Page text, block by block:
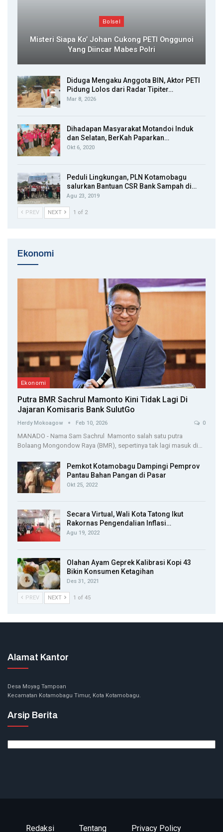
Bolsel
Misteri Siapa Ko’ Johan Cukong PETI Onggunoi
Yang Diincar Mabes Polri
Diduga Mengaku Anggota BIN, Aktor PETI
Pidung Lolos dari Radar Tipiter…
Mar 8, 2026
Dihadapan Masyarakat Motandoi Induk
dan Selatan, BerKah Paparkan…
Okt 6, 2020
Peduli Lingkungan, PLN Kotamobagu
salurkan Bantuan CSR Bank Sampah di…
Agu 23, 2019
PREV NEXT 1 of 2
Ekonomi
Ekonomi
Putra BMR Sachrul Mamonto Kini Tidak Lagi Di
Jajaran Komisaris Bank SulutGo
Herdy Mokoagow Feb 10, 2026 0
MANADO - Nama Sam Sachrul Mamonto salah satu putra
Bolaang Mongondow Raya (BMR), sepertinya tak lagi masuk di…
Pemkot Kotamobagu Dampingi Pemprov
Pantau Bahan Pangan di Pasar
Okt 25, 2022
Secara Virtual, Wali Kota Tatong Ikut
Rakornas Pengendalian Inflasi…
Agu 19, 2022
Olahan Ayam Geprek Kalibrasi Kopi 43
Bikin Konsumen Ketagihan
Des 31, 2021
PREV NEXT 1 of 45
Alamat Kantor
Desa Moyag Tampoan
Kecamatan Kotamobagu Timur, Kota Kotamobagu.
Arsip Berita
Redaksi Tentang Privacy Policy